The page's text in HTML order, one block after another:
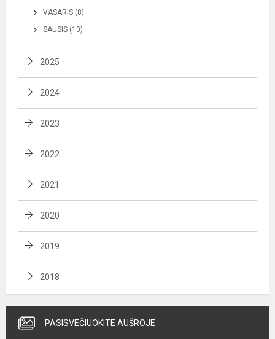
VASARIS (8)
SAUSIS (10)
2025
2024
2023
2022
2021
2020
2019
2018
PASISVEČIUOKITE AUŠROJE